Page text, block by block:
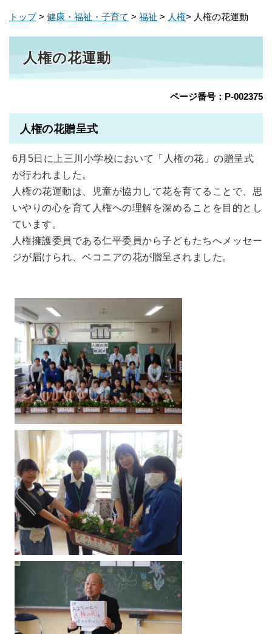
トップ> 健康・福祉・子育て > 福祉 > 人権> 人権の花運動
人権の花運動
ページ番号：P-002375
人権の花贈呈式
6月5日に上三川小学校において「人権の花」の贈呈式
が行われました。
人権の花運動は、児童が協力して花を育てることで、思
いやりの心を育て人権への理解を深めることを目的とし
ています。
人権擁護委員である仁平委員から子どもたちへメッセー
ジが届けられ、ベコニアの花が贈呈されました。